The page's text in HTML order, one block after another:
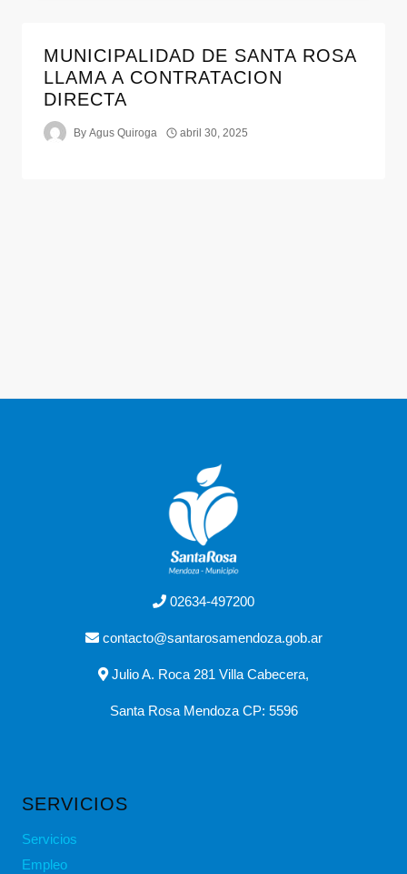
MUNICIPALIDAD DE SANTA ROSA
LLAMA A CONTRATACION
DIRECTA
By Agus Quiroga abril 30, 2025
02634-497200
contacto@santarosamendoza.gob.ar
Julio A. Roca 281 Villa Cabecera,
Santa Rosa Mendoza CP: 5596
SERVICIOS
Servicios
Empleo